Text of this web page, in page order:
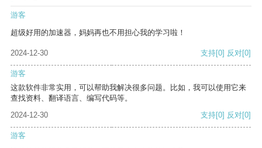
游客
超级好用的加速器，妈妈再也不用担心我的学习啦！
2024-12-30 支持[0] 反对[0]
游客
这款软件非常实用，可以帮助我解决很多问题。比如，我可以使用它来
查找资料、翻译语言、编写代码等。
2024-12-30
支持[0] 反对[0]
游客